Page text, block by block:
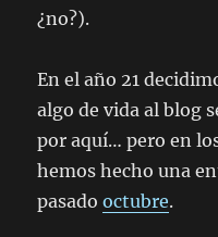
¿no?).
En el año 21
algo de vida al blog
por aquí… pero en
hemos hecho una
pasadooctubre.